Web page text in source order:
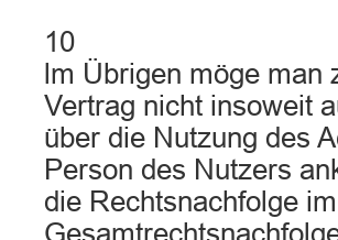
10
lm Übrigen möge man
Vertrag nicht insoweit
über die Nutzung des
Person des Nutzers
die Rechtsnachfolge